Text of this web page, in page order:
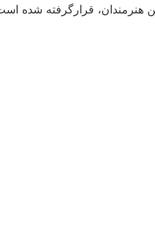
هنرمندان، قرارگرفته شده